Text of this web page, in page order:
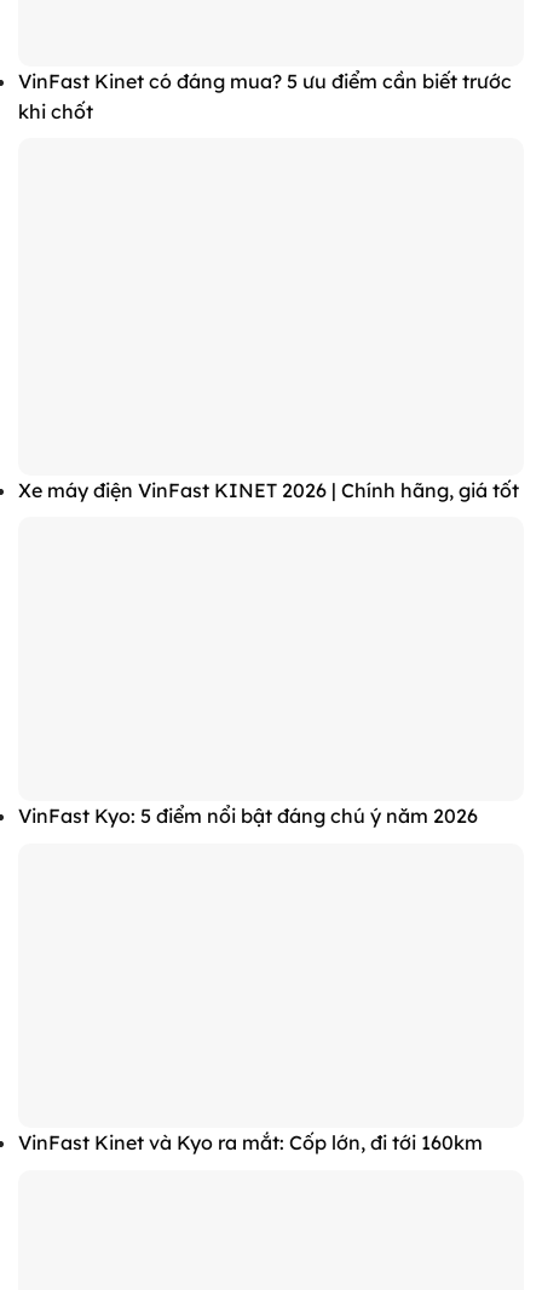
VinFast Kinet có đáng mua? 5 ưu điểm cần biết trước
khi chốt
Xe máy điện VinFast KINET 2026 | Chính hãng, giá tốt
VinFast Kyo: 5 điểm nổi bật đáng chú ý năm 2026
VinFast Kinet và Kyo ra mắt: Cốp lớn, đi tới 160km